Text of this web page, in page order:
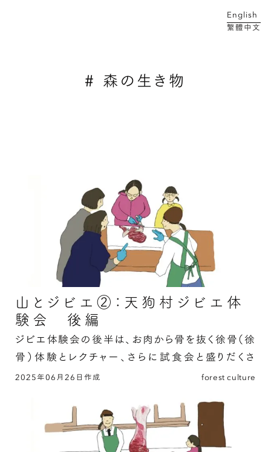
メイン コンテンツにスキップ
English
繁體中文
# 森の生き物
山とジビエ②：天狗村ジビエ体
験会 後編
ジビエ体験会の後半は、お肉から骨を抜く徐骨（徐
骨）体験とレクチャー、さらに試食会と盛りだくさ
ん。
2025年06月26日作成 forest culture